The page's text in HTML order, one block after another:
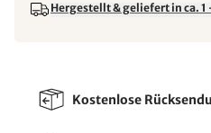
Hergestellt & geliefert in ca. 1
Kostenlose